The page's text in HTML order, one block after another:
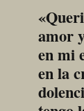
amor
en mi
en la